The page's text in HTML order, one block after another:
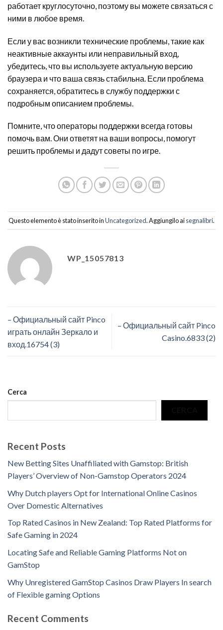
работает круглосуточно, поэтому вы можете связаться с
ними в любое время.
Если у вас возникли технические проблемы, такие как
неактивные аккаунты или неправильный вход,
убедитесь, что вы используете актуальную версию
браузера и что ваша связь стабильна. Если проблема
сохраняется, обратитесь в службу поддержки с
подробным описанием проблемы.
Помните, что операторы поддержки всегда готовы
помочь вам. Они ответят на ваши вопросы, помогут
решить проблемы и дадут советы по игре.
Questo elemento è stato inserito inUncategorized. Aggiungilo aisegnalibri.
WP_15057813
– Официальный сайт Pinco
играть онлайн Зеркало и
вход.16754 (3)
– Официальный сайт Pinco
Casino.6833 (2)
Cerca
Recent Posts
New Betting Sites Unaffiliated with Gamstop: British
Players’ Overview of Non-Gamstop Operators 2024
Why Dutch players Opt for International Online Casinos
Over Domestic Alternatives
Top Rated Casinos in New Zealand: Top Rated Platforms for
Safe Gaming in 2024
Locating Safe and Reliable Gaming Platforms Not on
GamStop
Why Unregistered GamStop Casinos Draw Players In search
of Flexible gaming Options
Recent Comments